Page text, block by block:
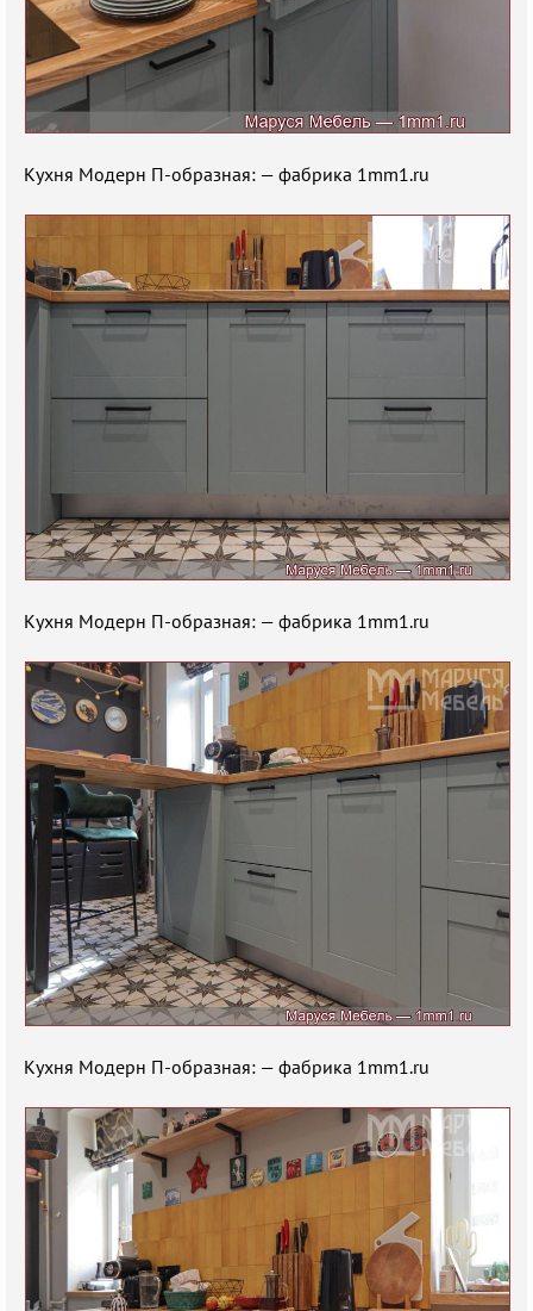
Кухня Модерн П-образная: — фабрика 1mm1.ru
Кухня Модерн П-образная: — фабрика 1mm1.ru
Кухня Модерн П-образная: — фабрика 1mm1.ru